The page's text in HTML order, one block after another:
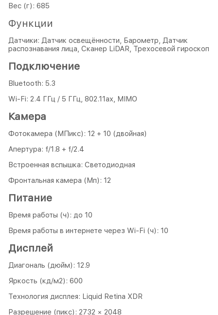
Вес (г): 685
Функции
Датчики: Датчик освещённости, Барометр, Датчик
распознавания лица, Сканер LiDAR, Трехосевой гироскоп
Подключение
Bluetooth: 5.3
Wi-Fi: 2.4 ГГц / 5 ГГц, 802.11ax, MIMO
Камера
Фотокамера (МПикс): 12 + 10 (двойная)
Апертура: f/1.8 + f/2.4
Встроенная вспышка: Светодиодная
Фронтальная камера (Мп): 12
Питание
Время работы (ч): до 10
Время работы в интернете через Wi-Fi (ч): 10
Дисплей
Диагональ (дюйм): 12.9
Яркость (кд/м2): 600
Технология дисплея: Liquid Retina XDR
Разрешение (пикс): 2732 × 2048